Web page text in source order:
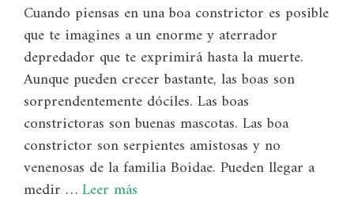
Cuando piensas en una boa constrictor es posible
que te imagines a un enorme y aterrador
depredador que te exprimirá hasta la muerte.
Aunque pueden crecer bastante, las boas son
sorprendentemente dóciles. Las boas
constrictoras son buenas mascotas. Las boa
constrictor son serpientes amistosas y no
venenosas de la familia Boidae. Pueden llegar a
medir …Leer más